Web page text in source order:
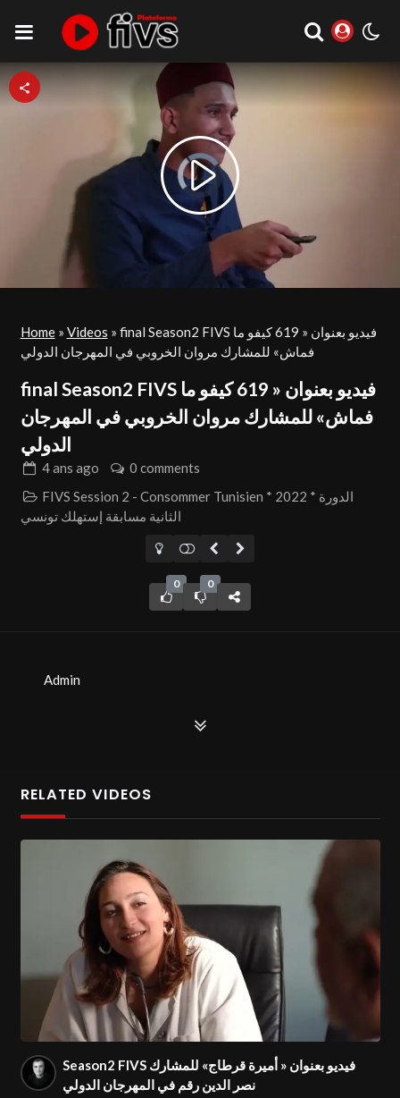
Video
Player
is
loading.
Play
Video
Home» Videos » final Season2 FIVS فيديو بعنوان « 619 كيفو ما
فماش» للمشارك مروان الخروبي في المهرجان الدولي
final Season2 FIVS فيديو بعنوان « 619 كيفو ما
فماش» للمشارك مروان الخروبي في المهرجان
الدولي
4 ans ago
0 comments
FIVS Session 2 - Consommer Tunisien * 2022 * الدورة
الثانية مسابقة إستهلك تونسي
0 0
Admin
RELATED VIDEOS
Season2 FIVS فيديو بعنوان « أميرة قرطاج» للمشارك
نصر الدين رقم في المهرجان الدولي